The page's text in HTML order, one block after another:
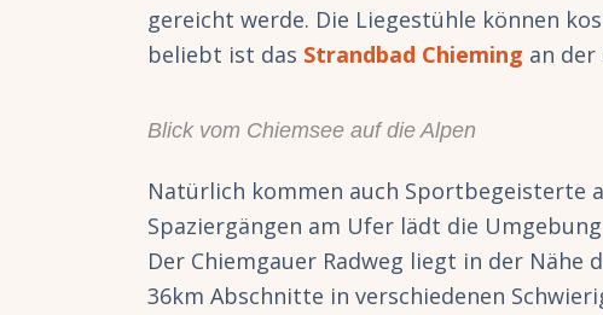
gereicht werde. Die Liegestühle können
beliebt ist das Strandbad Chieming an der
Blick vom Chiemsee auf die Alpen
Natürlich kommen auch Sportbegeisterte
Spaziergängen am Ufer lädt die
Der Chiemgauer Radweg liegt in der Nähe
36km Abschnitte in verschiedenen